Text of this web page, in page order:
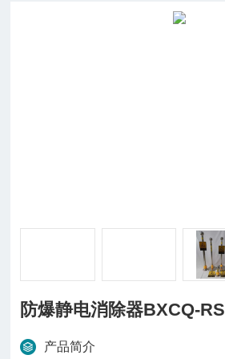
防爆静电消除器BXCQ-RS
产品简介